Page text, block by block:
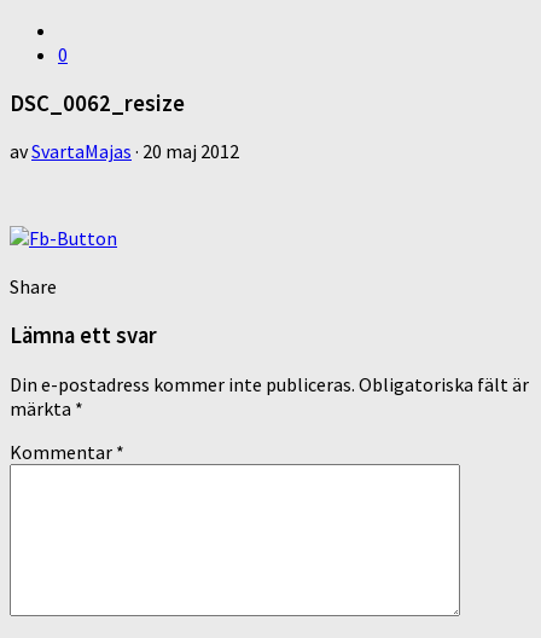
0
DSC_0062_resize
avSvartaMajas · 20 maj 2012
Share
Lämna ett svar
Din e-postadress kommer inte publiceras. Obligatoriska fält är
märkta *
Kommentar *